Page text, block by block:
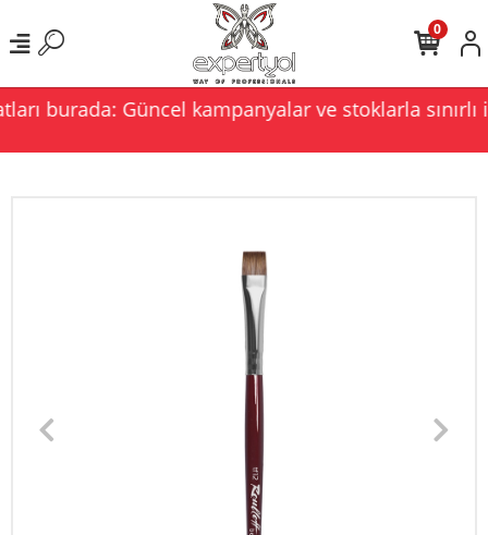
burada: Güncel kampanyalar ve stoklarla
0